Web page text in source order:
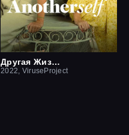
Другая Жизнь
2022, ViruseProject